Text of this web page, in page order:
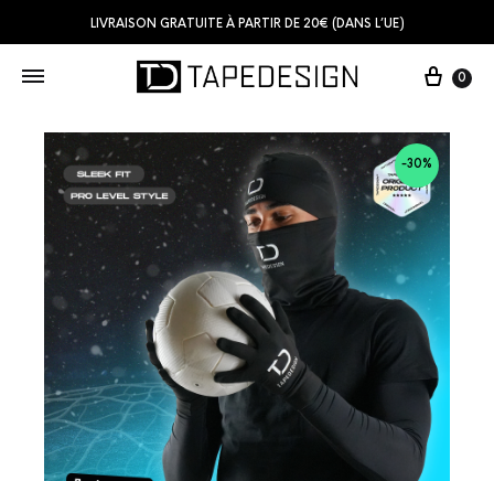
LIVRAISON GRATUITE À PARTIR DE 20€ (DANS L’UE)
0
-30%